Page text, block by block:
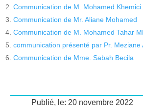
Communication de M. Mohamed Khemici.
Communication de Mr. Aliane Mohamed
Communication de M. Mohamed Tahar
communication présenté par Pr. Meziane
Communication de Mme. Sabah Becila
Publié, le: 20 novembre 2022